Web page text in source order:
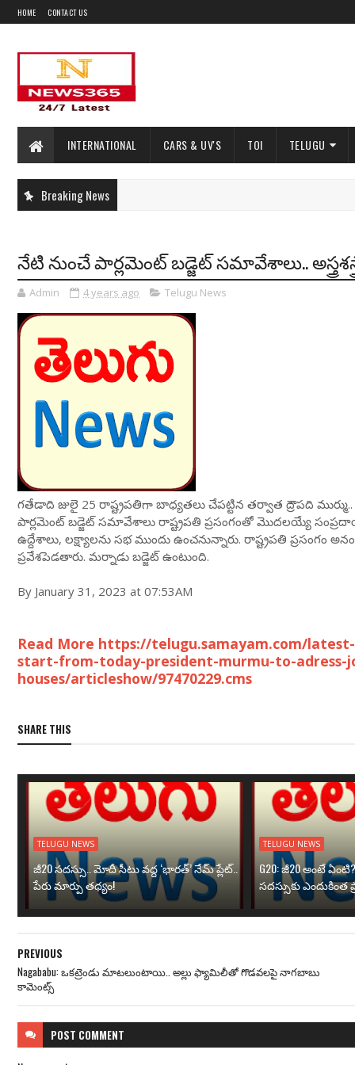
HOME CONTACT US
INTERNATIONAL CARS & UV'S TOI TELUGU
Breaking News
నేటి నుంచే పార్లమెంట్ బడ్జెట్ సమావేశాలు..
Admin 4 years ago Telugu News
గతేడాది జులై 25 రాష్ట్రపతిగా బాధ్యతలు చేపట్టిన తర్వాత ద్రౌపది
పార్లమెంట్ బడ్జెట్ సమావేశాలు రాష్ట్రపతి ప్రసంగంతో మొదలయ్యే
ఉద్దేశాలు, లక్ష్యాలను సభ ముందు ఉంచనున్నారు. రాష్ట్రపతి ప్రసంగం
ప్రవేశపెడతారు. మర్నాడు బడ్జెట్ ఉంటుంది.
By January 31, 2023 at 07:53AM
Read More https://telugu.samayam.com/
start-from-today-president-murmu-to-
houses/articleshow/97470229.cms
SHARE THIS
TELUGU NEWS
జీ20 సదస్సు.. మోదీ సీటు వద్ద ‘భారత్’ నేమ్ ప్లేట్‌..
పేరు మార్పు తథ్యం!
TELUGU NEWS
G20: జీ20 అంటే
సదస్సుకు
PREVIOUS
Nagababu: ఒక‌ట్రెండు మాట‌లుంటాయి.. అల్లు ఫ్యామిలీతో గొడ‌వ‌ల‌పై నాగబాబు
కామెంట్స్‌
POST COMMENT